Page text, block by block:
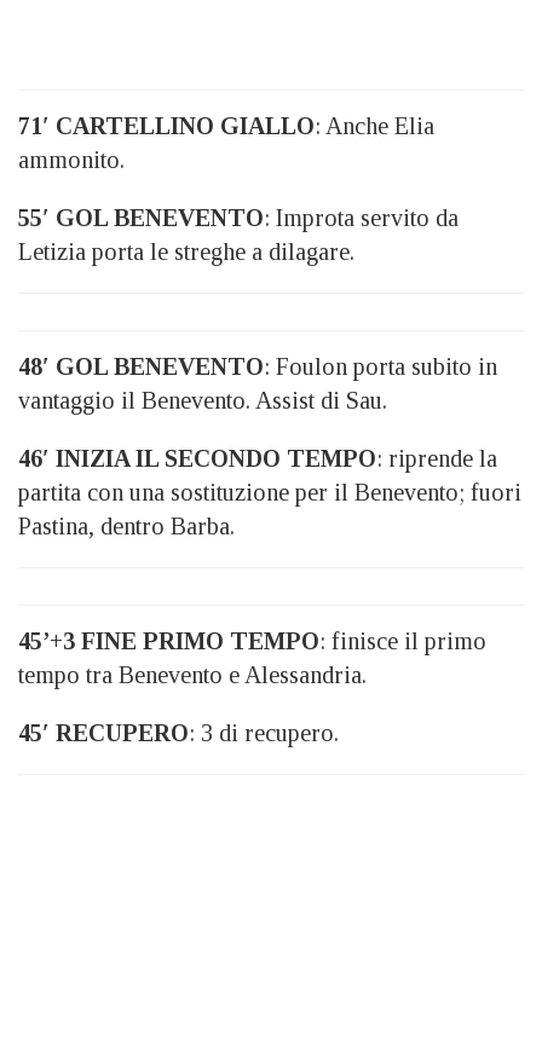
71′ CARTELLINO GIALLO: Anche Elia
ammonito.
55′ GOL BENEVENTO: Improta servito da
Letizia porta le streghe a dilagare.
48′ GOL BENEVENTO: Foulon porta subito in
vantaggio il Benevento. Assist di Sau.
46′ INIZIA IL SECONDO TEMPO: riprende la
partita con una sostituzione per il Benevento; fuori
Pastina, dentro Barba.
45’+3 FINE PRIMO TEMPO: finisce il primo
tempo tra Benevento e Alessandria.
45′ RECUPERO: 3 di recupero.